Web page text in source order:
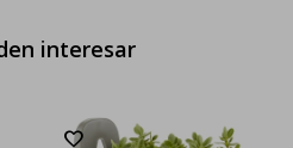
interesar